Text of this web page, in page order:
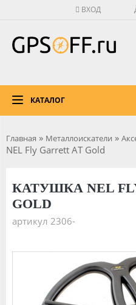
ВХОД
КАТАЛОГ
Главная » Металлоискатели »
NEL Fly Garrett AT Gold
КАТУШКА NEL
GOLD
артикул 2306-